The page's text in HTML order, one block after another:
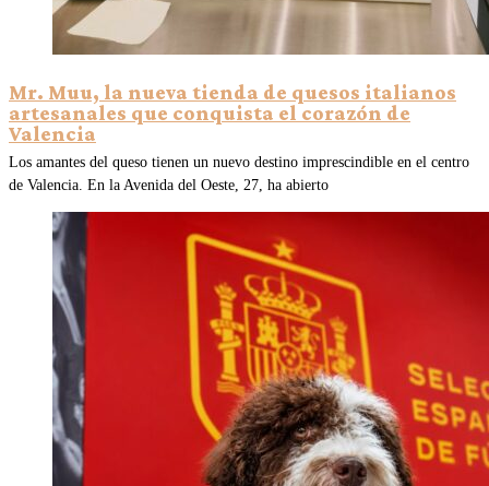
Mr. Muu, la nueva tienda de quesos italianos
artesanales que conquista el corazón de
Valencia
Los amantes del queso tienen un nuevo destino imprescindible en el centro
de Valencia. En la Avenida del Oeste, 27, ha abierto